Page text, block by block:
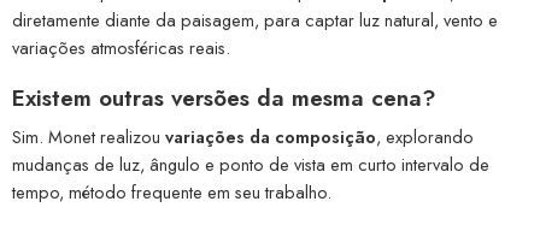
diretamente diante da paisagem, para captar luz natural, vento e
variações atmosféricas reais.
Existem outras versões da mesma cena?
Sim. Monet realizou variações da composição, explorando
mudanças de luz, ângulo e ponto de vista em curto intervalo de
tempo, método frequente em seu trabalho.